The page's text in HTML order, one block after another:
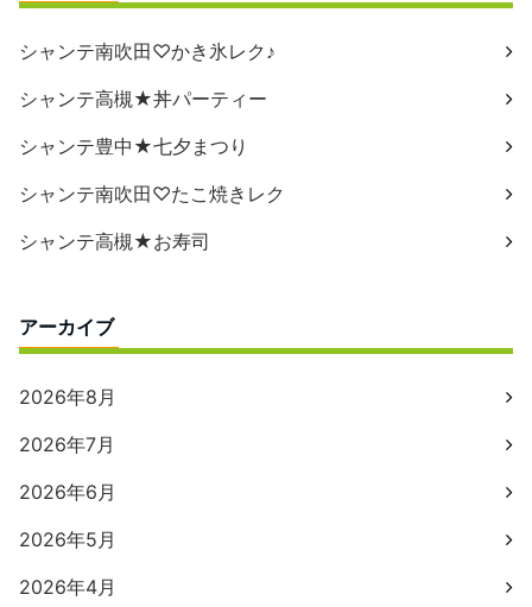
シャンテ南吹田♡かき氷レク♪
シャンテ高槻★丼パーティー
シャンテ豊中★七夕まつり
シャンテ南吹田♡たこ焼きレク
シャンテ高槻★お寿司
アーカイブ
2026年8月
2026年7月
2026年6月
2026年5月
2026年4月